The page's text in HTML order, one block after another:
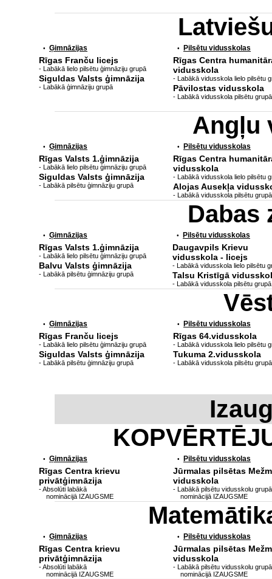
• Ģimnāzijas
Rīgas Franču licejs
- Labākā lielo pilsētu ģimnāziju grupā
Siguldas Valsts ģimnāzija
- Labākā ģimnāziju grupā
• Pilsētu vidusskolas
Rīgas Centra
vidusskola
- Labākā vidusskola lielo pilsētu
Pāvilostas vidusskola
- Labākā vidusskola pilsētu grupā
Angļu
• Ģimnāzijas
Rīgas Valsts 1.ģimnāzija
- Labākā lielo pilsētu ģimnāziju grupā
Siguldas Valsts ģimnāzija
- Labākā pilsētu ģimnāziju grupā
• Pilsētu vidusskolas
Rīgas Centra
vidusskola
- Labākā vidusskola lielo pilsētu
Alojas Ausekļa
- Labākā vidusskola pilsētu grupā
Dabas
• Ģimnāzijas
Rīgas Valsts 1.ģimnāzija
- Labākā lielo pilsētu ģimnāziju grupā
Balvu Valsts ģimnāzija
- Labākā pilsētu ģimnāziju grupā
• Pilsētu vidusskolas
Daugavpils Krievu
vidusskola - licejs
- Labākā vidusskola lielo pilsētu
Talsu Kristīgā
- Labākā vidusskola pilsētu grupā
• Ģimnāzijas
Rīgas Franču licejs
- Labākā lielo pilsētu ģimnāziju grupā
Siguldas Valsts ģimnāzija
- Labākā pilsētu ģimnāziju grupā
• Pilsētu vidusskolas
Rīgas 64.vidusskola
- Labākā vidusskola lielo pilsētu
Tukuma 2.vidusskola
- Labākā vidusskola pilsētu grupā
• Ģimnāzijas
Rīgas Centra krievu
privātģimnāzija
- Absolūti labākā
nominācijā IZAUGSME
• Pilsētu vidusskolas
Jūrmalas pilsētas
vidusskola
- Labākā pilsētu vidusskolu grupā
nominācijā IZAUGSME
• Ģimnāzijas
Rīgas Centra krievu
privātģimnāzija
- Absolūti labākā
nominācijā IZAUGSME
• Pilsētu vidusskolas
Jūrmalas pilsētas
vidusskola
- Labākā pilsētu vidusskolu grupā
nominācijā IZAUGSME